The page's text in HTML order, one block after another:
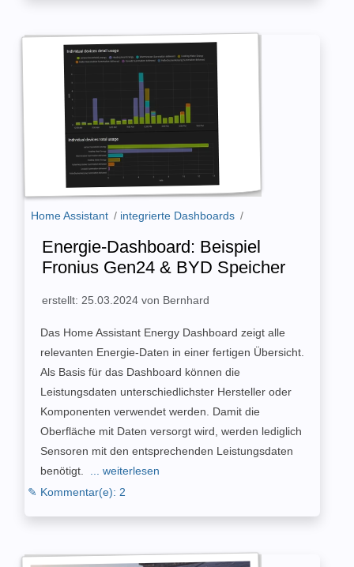
Home Assistant / integrierte Dashboards /
Energie-Dashboard: Beispiel
Fronius Gen24 & BYD Speicher
erstellt: 25.03.2024 von Bernhard
Das Home Assistant Energy Dashboard zeigt alle
relevanten Energie-Daten in einer fertigen Übersicht.
Als Basis für das Dashboard können die
Leistungsdaten unterschiedlichster Hersteller oder
Komponenten verwendet werden. Damit die
Oberfläche mit Daten versorgt wird, werden lediglich
Sensoren mit den entsprechenden Leistungsdaten
benötigt.
... weiterlesen
✎ Kommentar(e): 2